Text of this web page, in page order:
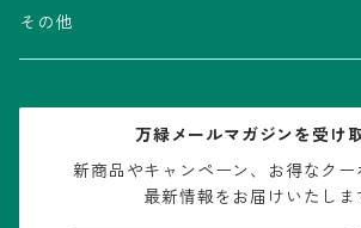
V-type兜
ウィギンシア属
エキノケレウス属
アロエ属
コノフィツム属
ムクロジ科：カエデ属
その他
水石・景石
万緑メールマガジンを受け取
新商品やキャンペーン、お得なクー
最新情報をお届けいたしま